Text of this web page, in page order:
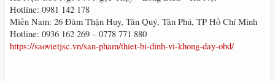
Hotline: 0981 142 178
Miền Nam: 26 Đàm Thận Huy, Tân Quý, Tân Phú, TP Hồ Chí Minh
Hotline: 0936 162 269 – 0778 771 880
https://saovietjsc.vn/san-pham/thiet-bi-dinh-vi-khong-day-obd/